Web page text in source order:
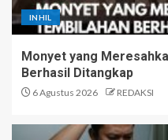
INHIL
Monyet yang
Berhasil Ditangkap
6 Agustus 2026 REDAKSI